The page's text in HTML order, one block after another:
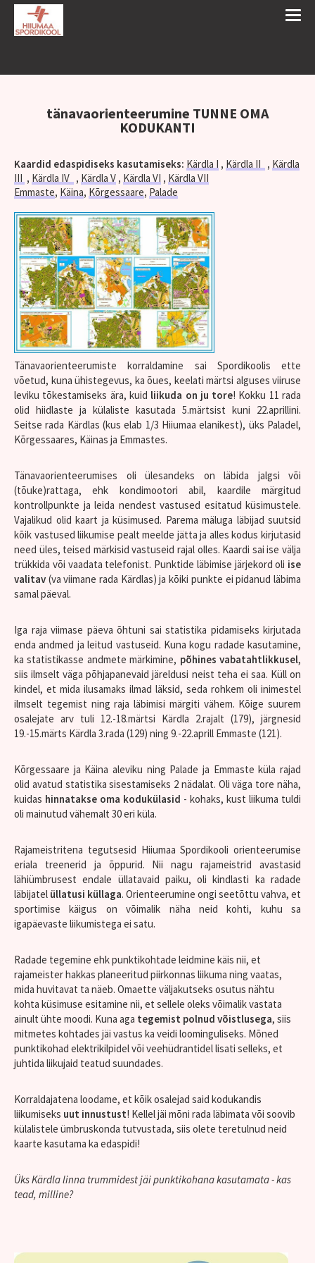
tänavaorienteerumine TUNNE OMA
KODUKANTI
Kaardid edaspidiseks kasutamiseks: Kärdla I , Kärdla II , Kärdla
III , Kärdla IV , Kärdla V , Kärdla VI , Kärdla VII
Emmaste, Käina, Kõrgessaare, Palade
Tänavaorienteerumiste korraldamine sai Spordikoolis ette
võetud, kuna ühistegevus, ka õues, keelati märtsi alguses viiruse
leviku tõkestamiseks ära, kuid liikuda on ju tore! Kokku 11 rada
olid hiidlaste ja külaliste kasutada 5.märtsist kuni 22.aprillini.
Seitse rada Kärdlas (kus elab 1/3 Hiiumaa elanikest), üks Paladel,
Kõrgessaares, Käinas ja Emmastes.
Tänavaorienteerumises oli ülesandeks on läbida jalgsi või
(tõuke)rattaga, ehk kondimootori abil, kaardile märgitud
kontrollpunkte ja leida nendest vastused esitatud küsimustele.
Vajalikud olid kaart ja küsimused. Parema mäluga läbijad suutsid
kõik vastused liikumise pealt meelde jätta ja alles kodus kirjutasid
need üles, teised märkisid vastuseid rajal olles. Kaardi sai ise välja
trükkida või vaadata telefonist. Punktide läbimise järjekord oli ise
valitav (va viimane rada Kärdlas) ja kõiki punkte ei pidanud läbima
samal päeval.
Iga raja viimase päeva õhtuni sai statistika pidamiseks kirjutada
enda andmed ja leitud vastuseid. Kuna kogu radade kasutamine,
ka statistikasse andmete märkimine, põhines vabatahtlikkusel,
siis ilmselt väga põhjapanevaid järeldusi neist teha ei saa. Küll on
kindel, et mida ilusamaks ilmad läksid, seda rohkem oli inimestel
ilmselt tegemist ning raja läbimisi märgiti vähem. Kõige suurem
osalejate arv tuli 12.-18.märtsi Kärdla 2.rajalt (179), järgnesid
19.-15.märts Kärdla 3.rada (129) ning 9.-22.aprill Emmaste (121).
Kõrgessaare ja Käina aleviku ning Palade ja Emmaste küla rajad
olid avatud statistika sisestamiseks 2 nädalat. Oli väga tore näha,
kuidas hinnatakse oma kodukülasid - kohaks, kust liikuma tuldi
oli mainutud vähemalt 30 eri küla.
Rajameistritena tegutsesid Hiiumaa Spordikooli orienteerumise
eriala treenerid ja õppurid. Nii nagu rajameistrid avastasid
lähiümbrusest endale üllatavaid paiku, oli kindlasti ka radade
läbijatel üllatusi küllaga. Orienteerumine ongi seetõttu vahva, et
sportimise käigus on võimalik näha neid kohti, kuhu sa
igapäevaste liikumistega ei satu.
Radade tegemine ehk punktikohtade leidmine käis nii, et
rajameister hakkas planeeritud piirkonnas liikuma ning vaatas,
mida huvitavat ta näeb. Omaette väljakutseks osutus nähtu
kohta küsimuse esitamine nii, et sellele oleks võimalik vastata
ainult ühte moodi. Kuna aga tegemist polnud võistlusega, siis
mitmetes kohtades jäi vastus ka veidi loominguliseks. Mõned
punktikohad elektrikilpidel või veehüdrantidel lisati selleks, et
juhtida liikujaid teatud suundades.
Korraldajatena loodame, et kõik osalejad said kodukandis
liikumiseks uut innustust! Kellel jäi mõni rada läbimata või soovib
külalistele ümbruskonda tutvustada, siis olete teretulnud neid
kaarte kasutama ka edaspidi!
Üks Kärdla linna trummidest jäi punktikohana kasutamata - kas
tead, milline?